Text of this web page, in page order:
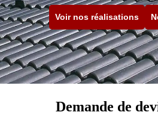
Voir nos réalisations
Demande de